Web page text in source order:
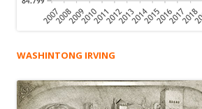
WASHINTONG IRVING